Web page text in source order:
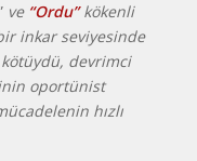
ve “Ordu”kökenli
inkar seviyesinde
devrimci
oportünist
hızlı